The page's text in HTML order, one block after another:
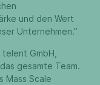
und den Wert
Unternehmen.”
GmbH,
gesamte Team.
Mass Scale